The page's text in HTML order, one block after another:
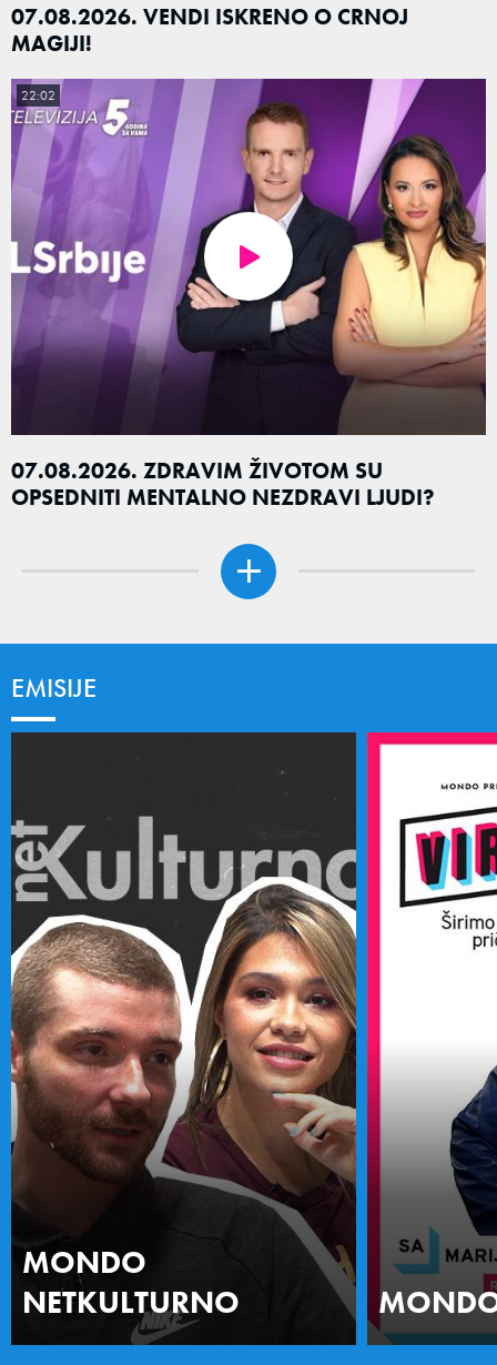
07.08.2026. VENDI ISKRENO O CRNOJ
MAGIJI!
07.08.2026. ZDRAVIM ŽIVOTOM SU
OPSEDNITI MENTALNO NEZDRAVI LJUDI?
22:02
EMISIJE
MONDO
NETKULTURNO